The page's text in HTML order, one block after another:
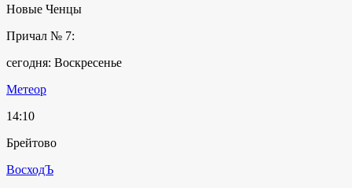
Новые Ченцы
Причал № 7:
сегодня: Воскресенье
Метеор
14:10
Брейтово
ВосходЪ